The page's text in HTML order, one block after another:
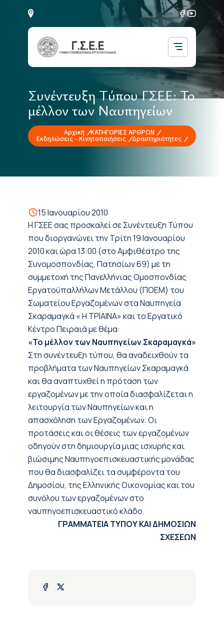
Συνέντευξη Τύπου ΓΣΕΕ: Το
μέλλον των Ναυπηγείων
Αρχική
ΚΑΤΗΓΟΡΙΕΣ ΑΡΘΡΩΝ
Εκδηλώσεις - Κινητοποιήσεις
Δραστηριότητες
15 Ιανουαρίου 2010
Η ΓΣΕΕ σας προσκαλεί σε Συνέντευξη Τύπου
που διοργανώνει την Τρίτη 19 Ιανουαρίου
2010 και ώρα 13:00 (στο Αμφιθέατρο της
Συνομοσπονδίας, Πατησίων 69) με τη
συμμετοχή της Πανελλήνιας Ομοσπονδίας
Εργατοϋπαλλήλων Μετάλλου (ΠΟΕΜ) του
Σωματείου Εργαζομένων στα Ναυπηγεία
Σκαραμαγκά « Η ΤΡΙΑΙΝΑ» και το Εργατικό
Κέντρο Πειραιά με θέμα:
«Το μέλλον των Ναυπηγείων Σκαραμαγκά»
Στη συνέντευξη τύπου, θα αναδειχθούν τα
προβλήματα των Ναυπηγείων Σκαραμαγκά
και θα αναπτυχθεί η πρόταση των
εργαζομένων με την οποία διασφαλίζεται η
λειτουργία των Ναυπηγείων και η
απασχόληση των Εργαζομένων. Οι
προτάσεις και οι θέσεις των εργαζομένων
οδηγούν στη δημιουργία μιας ισχυρής και
βιώσιμης Ναυπηγοεπισκευαστικής μονάδας
που θα διασφαλίζει τα συμφέροντα του
Δημοσίου, της Ελληνικής Οικονομίας και του
συνόλου των εργαζομένων στο
ναυπηγοεπισκευαστικό κλάδο.
ΓΡΑΜΜΑΤΕΙΑ ΤΥΠΟΥ ΚΑΙ ΔΗΜΟΣΙΩΝ
ΣΧΕΣΕΩΝ